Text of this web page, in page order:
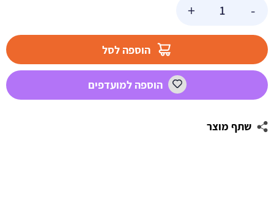
-
-
+
הוספה לסל
הוספה למועדפים
שתף מוצר